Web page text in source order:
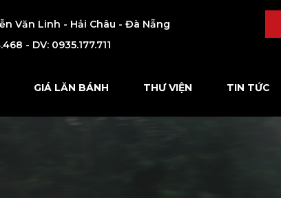
Văn Linh - Hải Châu - Đà Nẵng
- DV: 0935.177.711
GIÁ LĂN BÁNH THƯ VIỆN TIN TỨC